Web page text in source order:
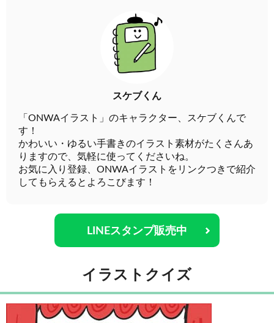
スケブくん
「ONWAイラスト」のキャラクター、スケブくんで
す！
かわいい・ゆるい手書きのイラスト素材がたくさんあ
りますので、気軽に使ってくださいね。
お気に入り登録、ONWAイラストをリンクつきで紹介
してもらえるとよろこびます！
LINEスタンプ販売中
イラストクイズ